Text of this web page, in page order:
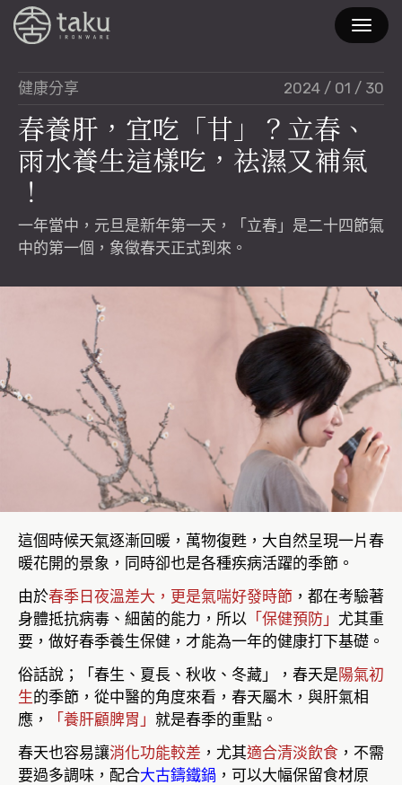
健康分享 2024 / 01 / 30
春養肝 ， 宜吃 「甘 」 ？ 立春 、
雨水養生這樣吃 ， 祛濕又補氣
！
一年當中，元旦是新年第一天，「立春」是二十四節氣
中的第一個，象徵春天正式到來。
這個時候天氣逐漸回暖，萬物復甦，大自然呈現一片春
暖花開的景象，同時卻也是各種疾病活躍的季節。
由於春季日夜溫差大，更是氣喘好發時節 ，都在考驗著
身體抵抗病毒、細菌的能力，所以 「保健預防」 尤其重
要，做好春季養生保健，才能為一年的健康打下基礎。
俗話說；「春生、夏長、秋收、冬藏」，春天是 陽氣初
生的季節，從中醫的角度來看，春天屬木，與肝氣相
應，
「養肝顧脾胃」 就是春季的重點。
春天也容易讓消化功能較差 ，尤其適合清淡飲食 ，不需
要過多調味，配合大古鑄鐵鍋 ，可以大幅保留食材原